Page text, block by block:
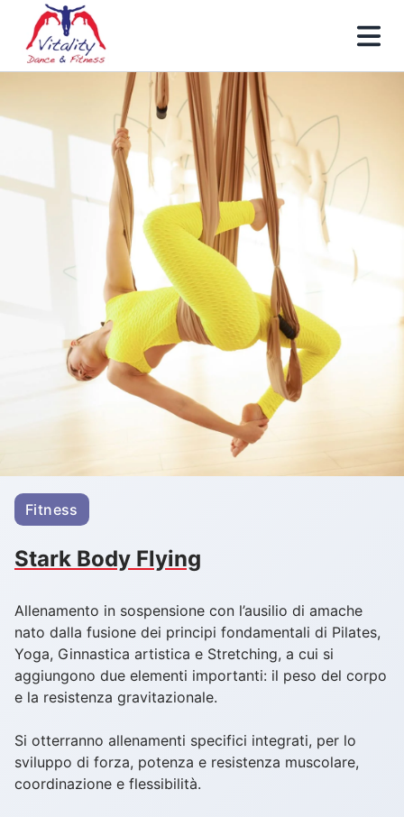
Fitness
Stark Body Flying
Allenamento in sospensione con l’ausilio di amache
nato dalla fusione dei principi fondamentali di Pilates,
Yoga, Ginnastica artistica e Stretching, a cui si
aggiungono due elementi importanti: il peso del corpo
e la resistenza gravitazionale.
Si otterranno allenamenti specifici integrati, per lo
sviluppo di forza, potenza e resistenza muscolare,
coordinazione e flessibilità.